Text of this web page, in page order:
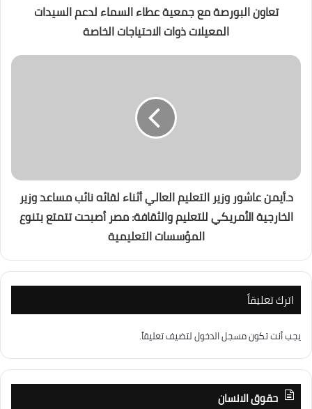
تعاون البورصة مع جمعية عطاء السماء لدعم السيدات
المعيلات ذوات الاحتياجات الخاصة
د.أيمن عاشور وزير التعليم العالي أثناء لقائه نائب مساعد وزير
الخارجية الأمريكي للتعليم والثقافة: مصر أصبحت تتمتع بتنوع
المؤسسات التعليمية
اترك تعليقاً
يجب أنت تكونمسجل الدخوللتضيف تعليقاً.
حقوق الانسان